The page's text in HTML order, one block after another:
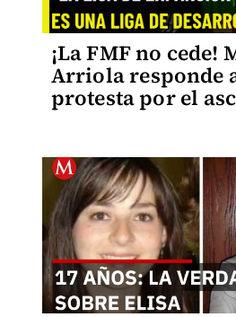
¡La FMF no cede!
Arriola responde
protesta por el